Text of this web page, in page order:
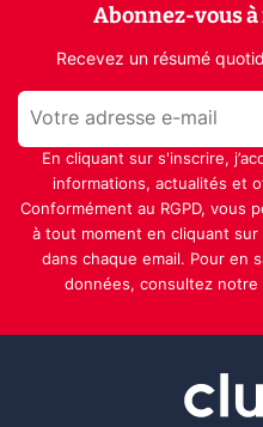
Abonnez-vous
Recevez un résumé
En cliquant sur s'inscrire,
informations, actualités et
Conformément au RGPD, vous
à tout moment en cliquant
dans chaque email. Pour en
données, consultez notre